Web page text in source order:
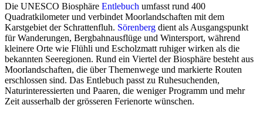
Die UNESCO Biosphäre Entlebuch umfasst rund 400
Quadratkilometer und verbindet Moorlandschaften mit dem
Karstgebiet der Schrattenfluh. Sörenberg dient als Ausgangspunkt
für Wanderungen, Bergbahnausflüge und Wintersport, während
kleinere Orte wie Flühli und Escholzmatt ruhiger wirken als die
bekannten Seeregionen. Rund ein Viertel der Biosphäre besteht aus
Moorlandschaften, die über Themenwege und markierte Routen
erschlossen sind. Das Entlebuch passt zu Ruhesuchenden,
Naturinteressierten und Paaren, die weniger Programm und mehr
Zeit ausserhalb der grösseren Ferienorte wünschen.